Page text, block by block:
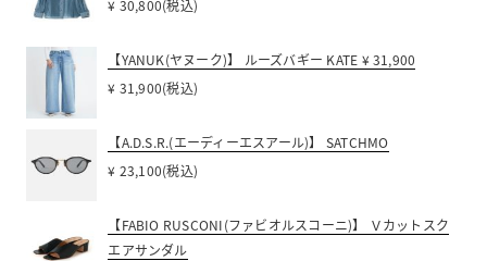
¥ 30,800(税込)
【YANUK(ヤヌーク)】 ルーズバギー KATE ¥ 31,900
¥ 31,900(税込)
【A.D.S.R.(エーディーエスアール)】 SATCHMO
¥ 23,100(税込)
【FABIO RUSCONI(ファビオルスコーニ)】 Ｖカットスク
エアサンダル